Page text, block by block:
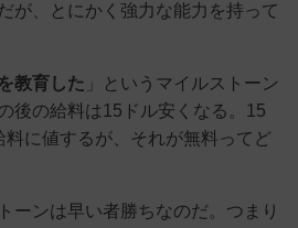
が、とにかく強力な能力を持って
教育した 」というマイルストーン
後の給料は15ドル安くなる。15
料に値するが、それが無料ってど
ーンは早い者勝ちなのだ。つまり